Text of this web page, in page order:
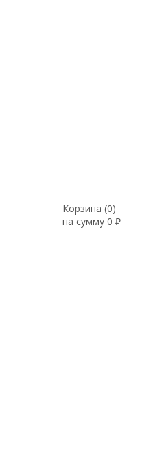
Корзина (0)
на сумму 0 ₽